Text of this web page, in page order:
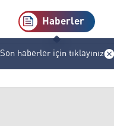
Haberler
Son haberler için tıklayınız